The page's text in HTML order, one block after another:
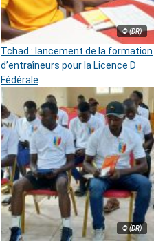
© (DR)
Tchad : lancement de la formation
d’entraîneurs pour la Licence D
Fédérale
© (DR)